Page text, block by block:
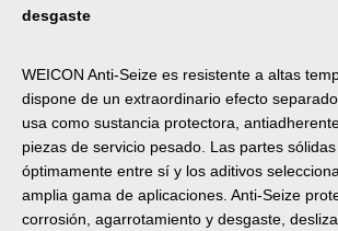
desgaste
WEICON Anti-Seize es resistente a altas
dispone de un extraordinario efecto
usa como sustancia protectora,
piezas de servicio pesado. Las partes
óptimamente entre sí y los aditivos
amplia gama de aplicaciones. Anti-Seize
corrosión, agarrotamiento y desgaste,